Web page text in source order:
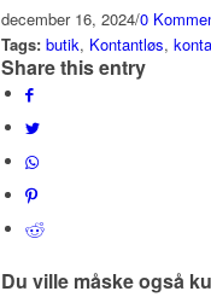
december 16, 2024/0
Tags: butik, Kontantløs,
Share this entry
Du ville måske også